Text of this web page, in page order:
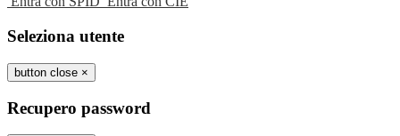
Seleziona utente
button close ×
Recupero password